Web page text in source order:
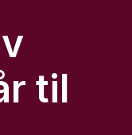
til